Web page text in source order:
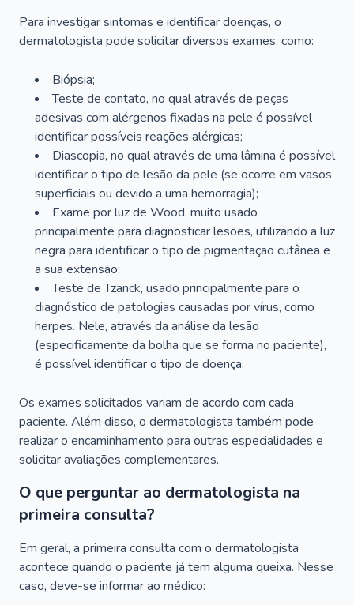
Para investigar sintomas e identificar doenças, o
dermatologista pode solicitar diversos exames, como:
Biópsia;
Teste de contato, no qual através de peças
adesivas com alérgenos fixadas na pele é possível
identificar possíveis reações alérgicas;
Diascopia, no qual através de uma lâmina é possível
identificar o tipo de lesão da pele (se ocorre em vasos
superficiais ou devido a uma hemorragia);
Exame por luz de Wood, muito usado
principalmente para diagnosticar lesões, utilizando a luz
negra para identificar o tipo de pigmentação cutânea e
a sua extensão;
Teste de Tzanck, usado principalmente para o
diagnóstico de patologias causadas por vírus, como
herpes. Nele, através da análise da lesão
(especificamente da bolha que se forma no paciente),
é possível identificar o tipo de doença.
Os exames solicitados variam de acordo com cada
paciente. Além disso, o dermatologista também pode
realizar o encaminhamento para outras especialidades e
solicitar avaliações complementares.
O que perguntar ao dermatologista na
primeira consulta?
Em geral, a primeira consulta com o dermatologista
acontece quando o paciente já tem alguma queixa. Nesse
caso, deve-se informar ao médico: